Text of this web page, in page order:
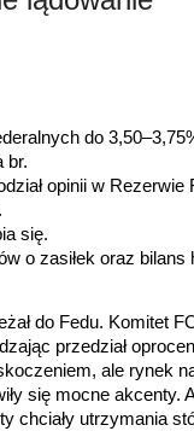
do
br.
opinii w Rezerwie
się.
o zasiłek oraz bilans
do Fedu. Komitet
przedział
ale rynek
się mocne akcenty.
chciały utrzymania